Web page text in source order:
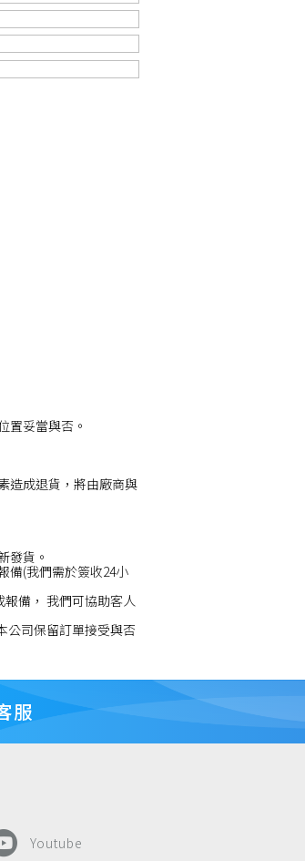
置妥當與否。
造成退貨，將由廠商與
發貨。
備(我們需於簽收24小
備， 我們可協助客人
公司保留訂單接受與否
服
Youtube